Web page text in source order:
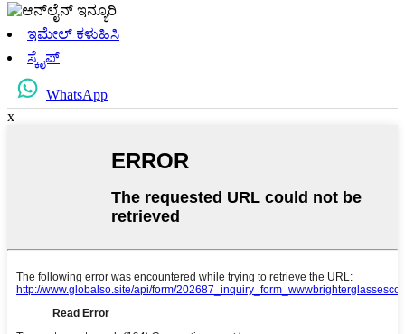
ಇಮೇಲ್ ಕಳುಹಿಸಿ
ಸ್ಕೈಪ್
WhatsApp
x